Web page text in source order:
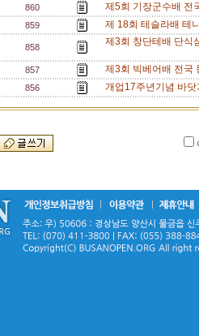
860 제5회 기장군수배 전
859 제 18회 테슬라배 테
858 제3회 창단테배 단식
857 제3회 빅베어배 전국
856 개업17주년기념 바